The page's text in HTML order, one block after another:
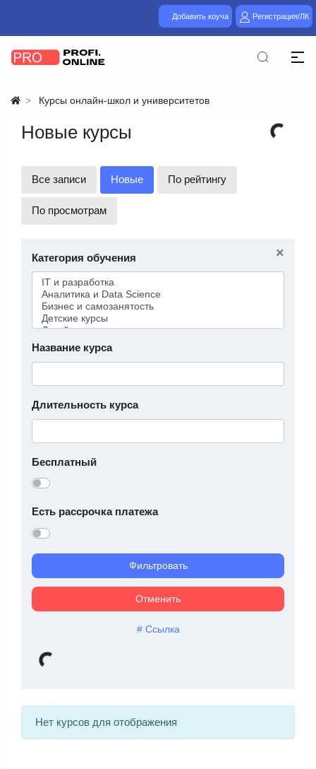
Добавить коуча Регистрация/ЛК
Курсы онлайн-школ и университетов
Новые курсы
Все записи Новые По рейтингу
По просмотрам
×
Категория обучения
Название курса
Длительность курса
Бесплатный
Есть рассрочка платежа
Фильтровать
Отменить
# Ссылка
Нет курсов для отображения